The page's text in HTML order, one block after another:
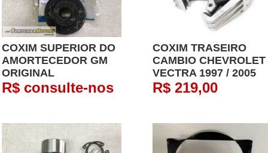
COXIM SUPERIOR DO
AMORTECEDOR GM
ORIGINAL
R$ consulte-nos
COXIM TRASEIRO
CAMBIO CHEVROLET
VECTRA 1997 / 2005
R$ 219,00